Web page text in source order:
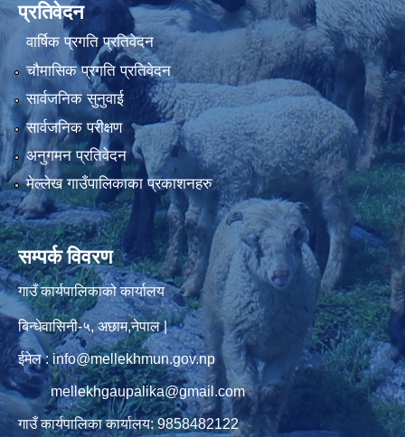
प्रतिवेदन
वार्षिक प्रगति प्रतिवेदन
चौमासिक प्रगति प्रतिवेदन
सार्वजनिक सुनुवाई
सार्वजनिक परीक्षण
अनुगमन प्रतिवेदन
मेल्लेख गाउँपालिकाका प्रकाशनहरु
सम्पर्क विवरण
गाउँ कार्यपालिकाको कार्यालय
बिन्धेवासिनी-५, अछाम,नेपाल |
ईमेल : info@mellekhmun.gov.np
mellekhgaupalika@gmail.com
गाउँ कार्यपालिका कार्यालय: 9858482122